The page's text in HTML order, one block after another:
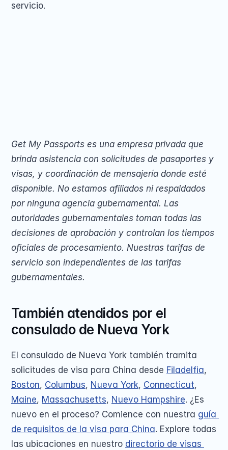
servicio.
Get My Passports es una empresa privada que
brinda asistencia con solicitudes de pasaportes y
visas, y coordinación de mensajería donde esté
disponible. No estamos afiliados ni respaldados
por ninguna agencia gubernamental. Las
autoridades gubernamentales toman todas las
decisiones de aprobación y controlan los tiempos
oficiales de procesamiento. Nuestras tarifas de
servicio son independientes de las tarifas
gubernamentales.
También atendidos por el
consulado de Nueva York
El consulado de Nueva York también tramita
solicitudes de visa para China desde Filadelfia
Boston, Columbus, Nueva York, Connecticut
Maine, Massachusetts, Nuevo Hampshire. ¿Es
nuevo en el proceso? Comience con nuestra guía
de requisitos de la visa para China. Explore todas
las ubicaciones en nuestro directorio de visas